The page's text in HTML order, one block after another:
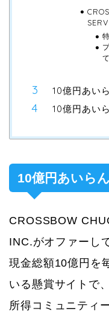
10億円あい
10億円あい
10億円あいら
CROSSBOW
INC.がオファーし
現金総額10億円を
いる懸賞サイトで
所得コミュニティ